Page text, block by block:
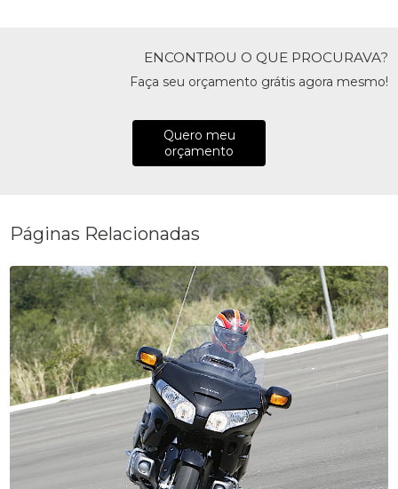
ENCONTROU O QUE PROCURAVA?
Faça seu orçamento grátis agora mesmo!
Quero meu
orçamento
Páginas Relacionadas